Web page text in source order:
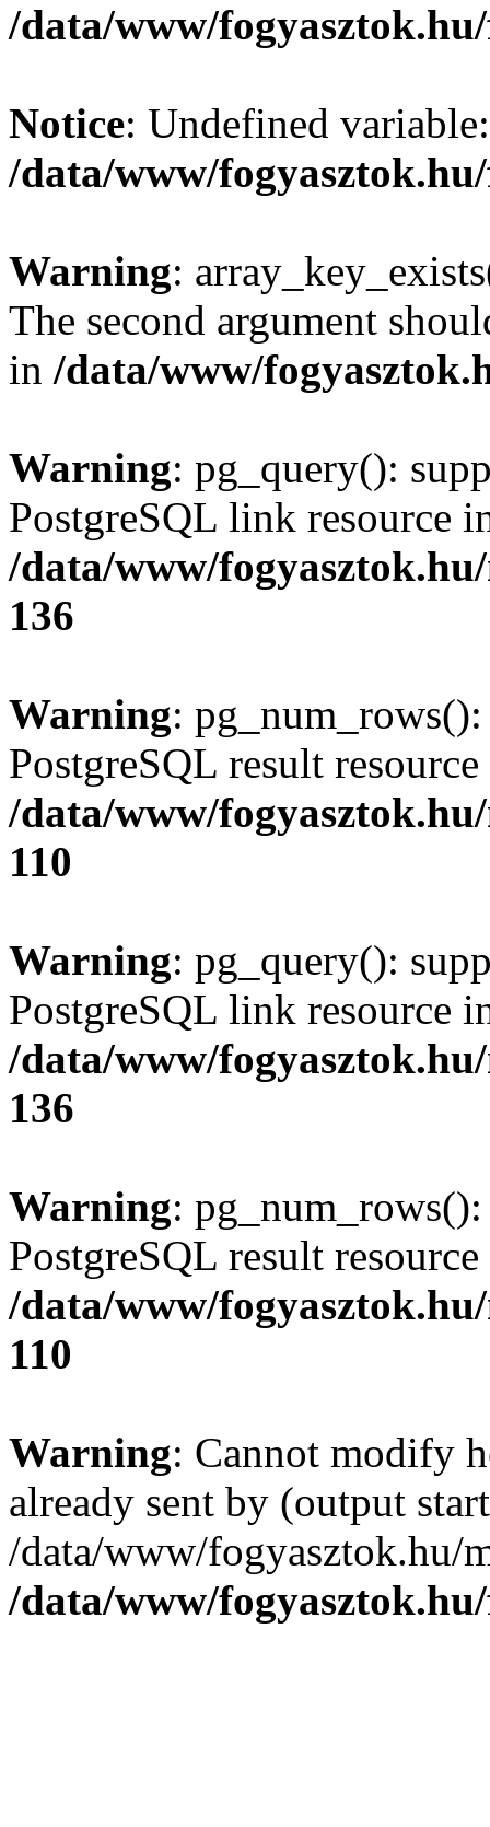
/data/www/
Notice: Undefined
/data/www/
Warning:
The second argument
in /data/www/
Warning: pg_query():
PostgreSQL link resource
/data/www/
136
Warning:
PostgreSQL result
/data/www/
110
Warning: pg_query():
PostgreSQL link resource
/data/www/
136
Warning:
PostgreSQL result
/data/www/
110
Warning: Cannot modify
already sent by (output
/data/www/fogyasztok.hu/
/data/www/